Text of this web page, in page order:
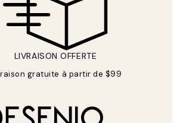
LIVRAISON OFFERTE
gratuite à partir de $99